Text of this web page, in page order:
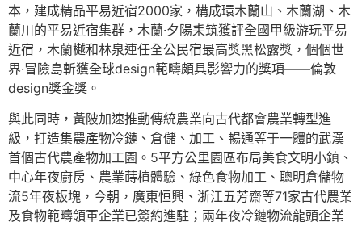
本，建成精品平易近宿2000家，構成環木蘭山、木蘭湖、木
蘭川的平易近宿集群，木蘭·夕陽耒筑獲評全國甲級游玩平易
近宿，木蘭樾和林泉連任全公民宿最高獎黑松露獎，個個世
界·冒險島斬獲全球design範疇頗具影響力的獎項——倫敦
design獎金獎。
與此同時，黃陂加速推動傳統農業向古代都會農業轉型進
級，打造集農產物冷鏈、倉儲、加工、暢通等于一體的武漢
首個古代農產物加工園。5平方公里園區布局美食文明小鎮、
中心年夜廚房、農業蒔植體驗、綠色食物加工、聰明倉儲物
流5年夜板塊，今朝，廣東恒興、浙江五芳齋等71家古代農業
及食物範疇領軍企業已簽約進駐；兩年夜冷鏈物流龍頭企業